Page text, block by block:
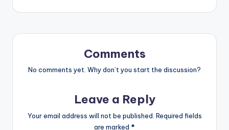
Comments
No comments yet. Why don’t you start the discussion?
Leave a Reply
Your email address will not be published. Required fields
are marked *